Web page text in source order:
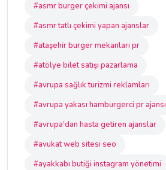
#asmr burger çekimi ajansı
#asmr tatlı çekimi yapan ajanslar
#ataşehir burger mekanları pr
#atölye bilet satışı pazarlama
#avrupa sağlık turizmi reklamları
#avrupa yakası hamburgerci pr ajansı
#avrupa'dan hasta getiren ajanslar
#avukat web sitesi seo
#ayakkabı butiği instagram yönetimi